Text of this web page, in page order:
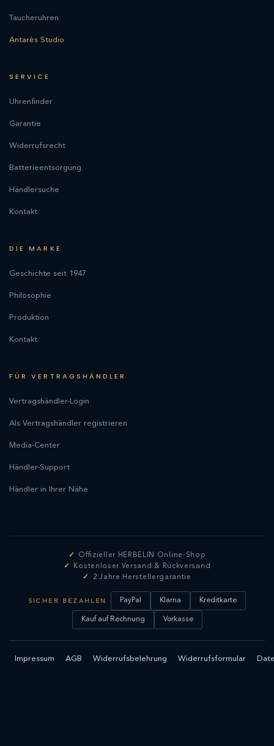
Taucheruhren
Antarès Studio
SERVICE
Uhrenfinder
Garantie
Widerrufsrecht
Batterieentsorgung
Händlersuche
Kontakt
DIE MARKE
Geschichte seit 1947
Philosophie
Produktion
Kontakt
FÜR VERTRAGSHÄNDLER
Vertragshändler-Login
Als Vertragshändler registrieren
Media-Center
Händler-Support
Händler in Ihrer Nähe
Offizieller HERBELIN Online-Shop
Kostenloser Versand & Rückversand
2 Jahre Herstellergarantie
SICHER BEZAHLEN PayPal Klarna Kreditkarte
Kauf auf Rechnung Vorkasse
Impressum AGB Widerrufsbelehrung Widerrufsformular